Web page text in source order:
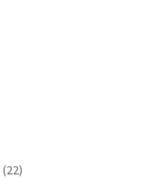
22productos